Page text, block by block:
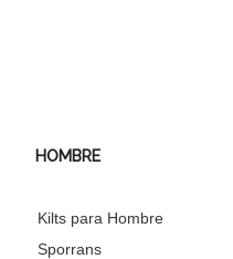
HOMBRE
Kilts para Hombre
Sporrans